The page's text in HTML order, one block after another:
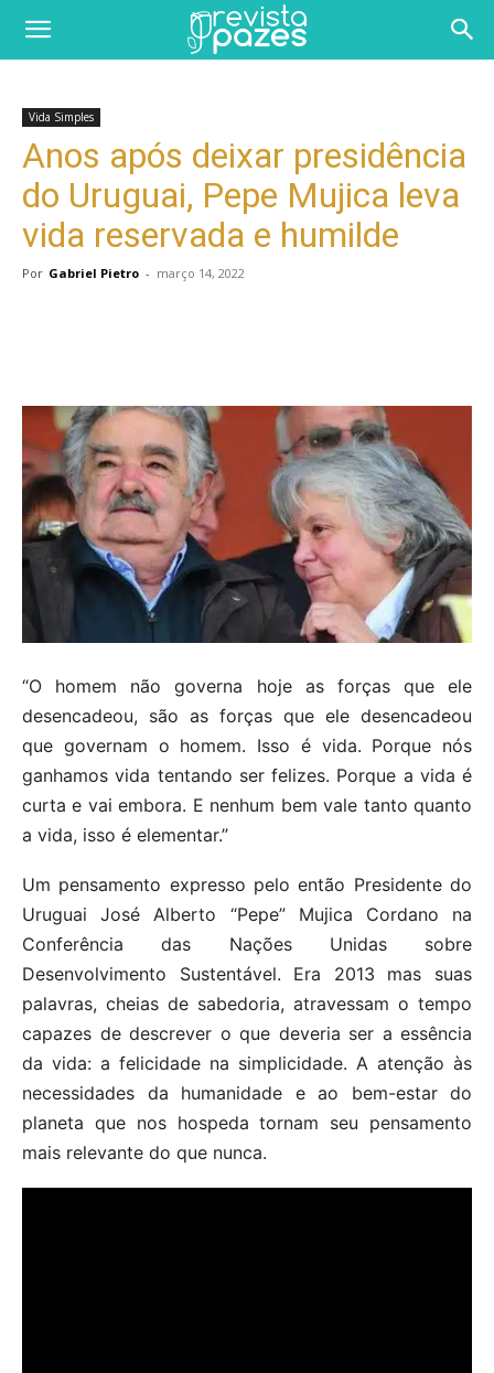
Vida Simples
Anos após deixar presidência
do Uruguai, Pepe Mujica leva
vida reservada e humilde
Por Gabriel Pietro - março 14, 2022
“O homem não governa hoje as forças que ele
desencadeou, são as forças que ele desencadeou
que governam o homem. Isso é vida. Porque nós
ganhamos vida tentando ser felizes. Porque a vida é
curta e vai embora. E nenhum bem vale tanto quanto
a vida, isso é elementar.”
Um pensamento expresso pelo então Presidente do
Uruguai José Alberto “Pepe” Mujica Cordano na
Conferência das Nações Unidas sobre
Desenvolvimento Sustentável. Era 2013 mas suas
palavras, cheias de sabedoria, atravessam o tempo
capazes de descrever o que deveria ser a essência
da vida: a felicidade na simplicidade. A atenção às
necessidades da humanidade e ao bem-estar do
planeta que nos hospeda tornam seu pensamento
mais relevante do que nunca.